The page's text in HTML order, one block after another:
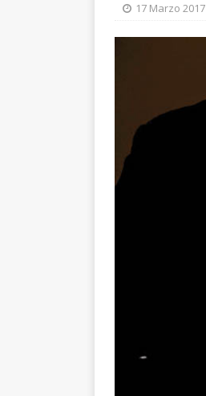
17 Marzo 2017